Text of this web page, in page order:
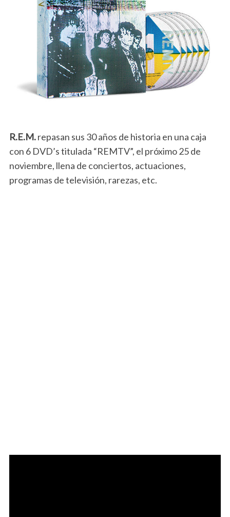
R.E.M.repasan sus 30 años de historia en una caja
con 6 DVD’s titulada “REMTV”, el próximo 25 de
noviembre, llena de conciertos, actuaciones,
programas de televisión, rarezas, etc.